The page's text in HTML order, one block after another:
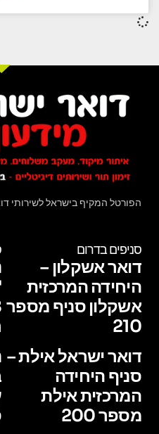
הפורטל המקיף בישראל לשירותי
סניפים בדרום
דואר אשקלון –
היחידה המרכזית
אשקלון סניף מספר
210
דואר ישראל אילת –
סניף היחידה
המרכזית אילת
מספר 200